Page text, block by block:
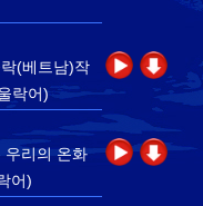
(베트남)작
락어)
우리의 온화
어)